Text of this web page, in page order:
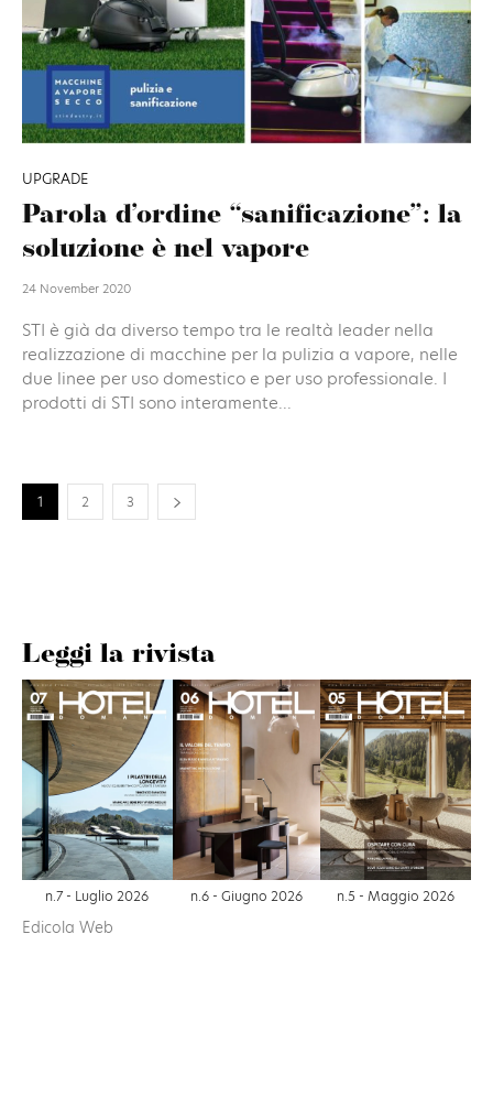
UPGRADE
Parola d’ordine “sanificazione”: la
soluzione è nel vapore
24 November 2020
STI è già da diverso tempo tra le realtà leader nella
realizzazione di macchine per la pulizia a vapore, nelle
due linee per uso domestico e per uso professionale. I
prodotti di STI sono interamente...
1 2 3
Leggi la rivista
n.7 - Luglio 2026 n.6 - Giugno 2026 n.5 - Maggio 2026
Edicola Web